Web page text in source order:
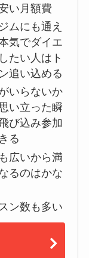
い月額費
ムにも通え
気でダイエ
たい人はト
追い込める
いらないか
い立った瞬
び込み参加
る
広いから満
るのはかな
ン数も多い